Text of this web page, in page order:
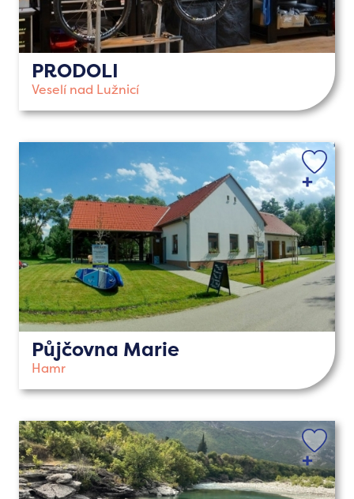
PRODOLI
Veselí nad Lužnicí
Půjčovna Marie
Hamr